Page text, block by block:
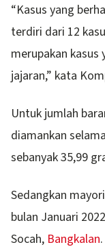
“Kasus yang
terdiri dari 12
merupakan kasus
jajaran,” kata
Untuk jumlah
diamankan
sebanyak 35,99
Sedangkan
bulan Januari
Socah, Bangkalan.